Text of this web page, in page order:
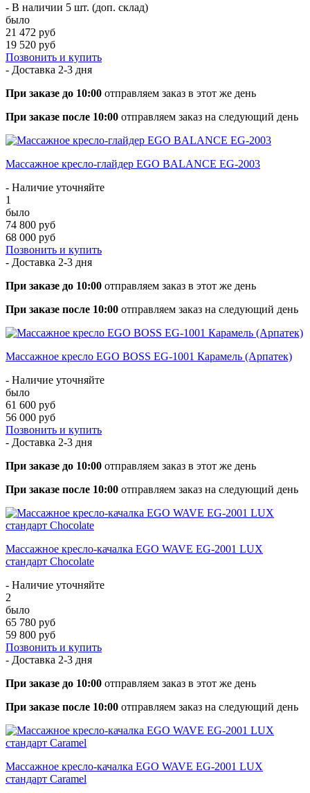
- В наличии 5 шт. (доп. склад)
было
21 472 руб
19 520 руб
Позвонить и купить
- Доставка 2-3 дня
При заказе до 10:00 отправляем заказ в этот же день
При заказе после 10:00 отправляем заказ на следующий день
Массажное кресло-глайдер EGO BALANCE EG-2003
- Наличие уточняйте
1
было
74 800 руб
68 000 руб
Позвонить и купить
- Доставка 2-3 дня
При заказе до 10:00 отправляем заказ в этот же день
При заказе после 10:00 отправляем заказ на следующий день
Массажное кресло EGO BOSS EG-1001 Карамель (Арпатек)
- Наличие уточняйте
было
61 600 руб
56 000 руб
Позвонить и купить
- Доставка 2-3 дня
При заказе до 10:00 отправляем заказ в этот же день
При заказе после 10:00 отправляем заказ на следующий день
Массажное кресло-качалка EGO WAVE EG-2001 LUX
стандарт Chocolate
- Наличие уточняйте
2
было
65 780 руб
59 800 руб
Позвонить и купить
- Доставка 2-3 дня
При заказе до 10:00 отправляем заказ в этот же день
При заказе после 10:00 отправляем заказ на следующий день
Массажное кресло-качалка EGO WAVE EG-2001 LUX
стандарт Caramel